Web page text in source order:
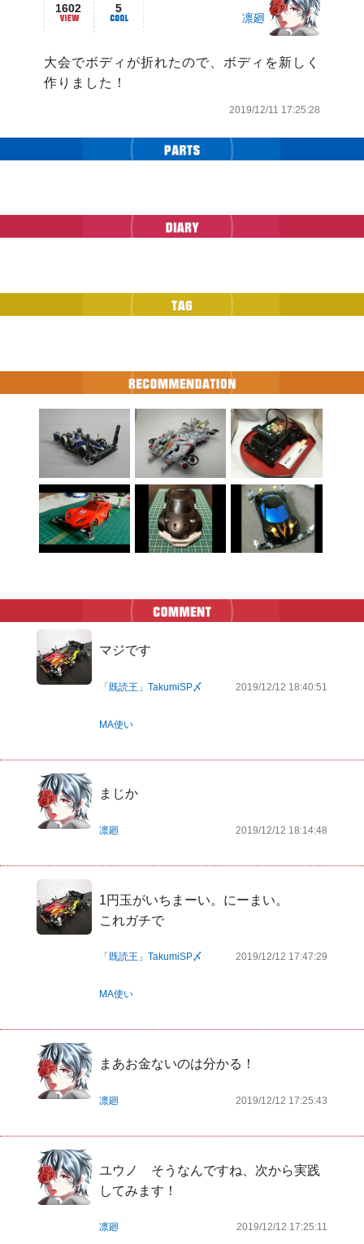
1602 5
凛廻
大会でボディが折れたので、ボディを新しく
作りました！
2019/12/11 17:25:28
マジです
「既読王」TakumiSP〆
MA使い
2019/12/12 18:40:51
まじか
凛廻 2019/12/12 18:14:48
1円玉がいちまーい。にーまい。
これガチで
「既読王」TakumiSP〆
MA使い
2019/12/12 17:47:29
まあお金ないのは分かる！
凛廻 2019/12/12 17:25:43
ユウノ　そうなんですね、次から実践
してみます！
凛廻 2019/12/12 17:25:11